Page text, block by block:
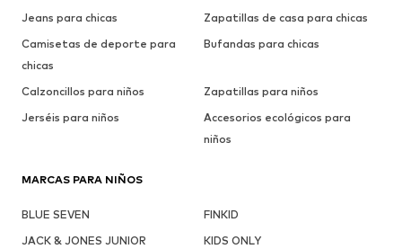
Jeans para chicas
Zapatillas de casa para chicas
Camisetas de deporte para
chicas
Bufandas para chicas
Calzoncillos para niños
Zapatillas para niños
Jerséis para niños
Accesorios ecológicos para
niños
MARCAS PARA NIÑOS
BLUE SEVEN
FINKID
JACK & JONES JUNIOR
KIDS ONLY